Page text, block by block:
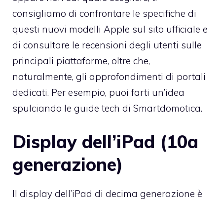
consigliamo di confrontare le specifiche di
questi nuovi modelli Apple sul sito ufficiale e
di consultare le recensioni degli utenti sulle
principali piattaforme, oltre che,
naturalmente, gli approfondimenti di portali
dedicati. Per esempio, puoi farti un’idea
spulciando le guide tech di Smartdomotica.
Display dell’iPad (10a
generazione)
Il display dell’iPad di decima generazione è